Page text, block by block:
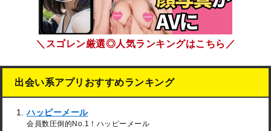
＼スゴレン厳選◎人気ランキングはこちら／
出会い系アプリおすすめランキング
ハッピーメール
会員数圧倒的No.1！ハッピーメール